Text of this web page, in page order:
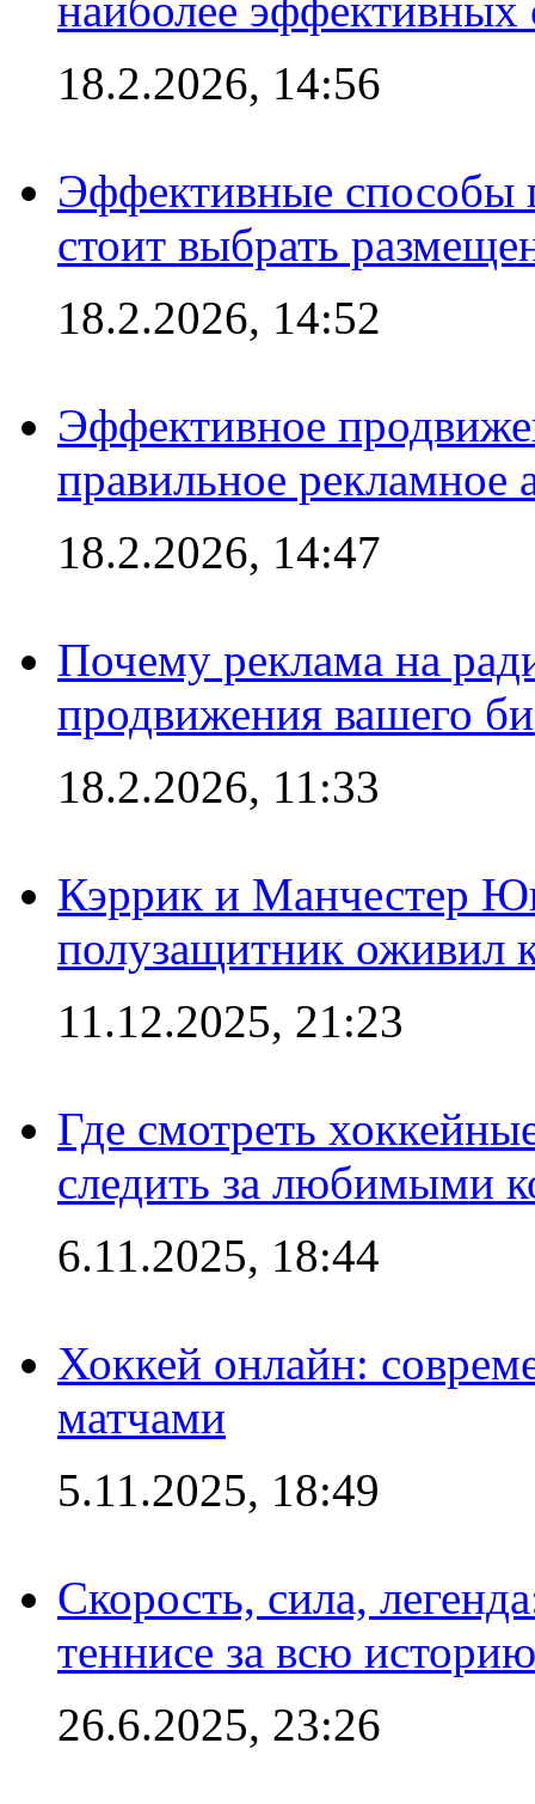
18.2.2026, 14:56
Эффективные способы
стоит выбрать
18.2.2026, 14:52
Эффективное
правильное рекламное
18.2.2026, 14:47
Почему реклама на
продвижения вашего
18.2.2026, 11:33
Кэррик и Манчестер
полузащитник оживил
11.12.2025, 21:23
Где смотреть
следить за любимыми
6.11.2025, 18:44
Хоккей онлайн:
матчами
5.11.2025, 18:49
Скорость, сила,
теннисе за всю историю
26.6.2025, 23:26